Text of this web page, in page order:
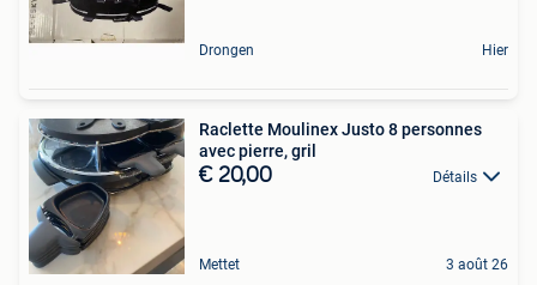
Drongen Hier
Raclette Moulinex Justo 8 personnes
avec pierre, gril
€ 20,00 Détails
Mettet 3 août 26